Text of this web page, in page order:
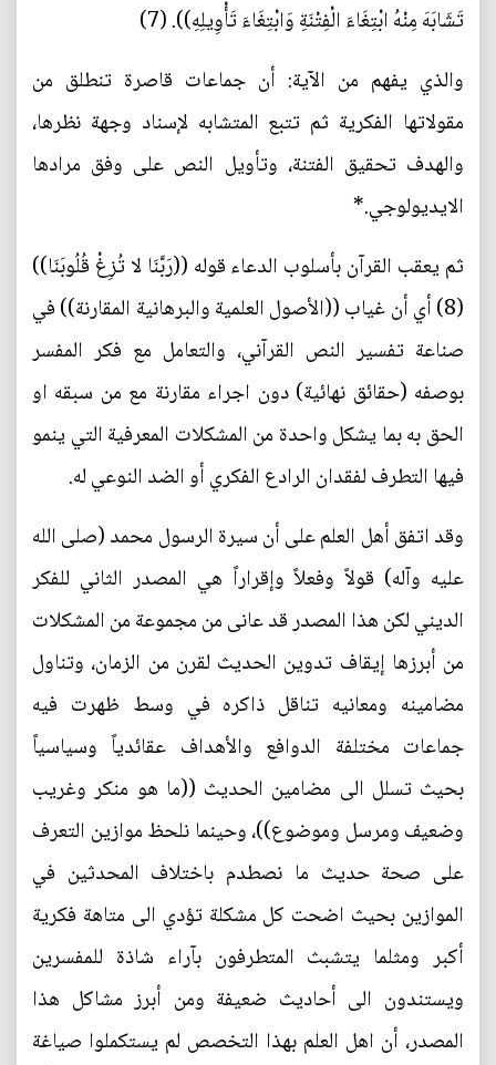
تَشَابَهَ مِنْهُ ابْتِغَاءَ الْفِتْنَةِ وَابْتِغَاءَ تَأْوِيلِهِ)). (7)
والذي يفهم من الآية: أن جماعات قاصرة تنطلق من
مقولاتها الفكرية ثم تتبع المتشابه لإسناد وجهة نظرها،
والهدف تحقيق الفتنة، وتأويل النص على وفق مرادها
الايديولوجي.*
ثم يعقب القرآن بأسلوب الدعاء قوله ((رَبَّنَا لا تُزِغْ قُلُوبَنَا))
(8) أي أن غياب ((الأصول العلمية والبرهانية المقارنة)) في
صناعة تفسير النص القرآني، والتعامل مع فكر المفسر
بوصفه (حقائق نهائية) دون اجراء مقارنة مع من سبقه او
الحق به بما يشكل واحدة من المشكلات المعرفية التي ينمو
فيها التطرف لفقدان الرادع الفكري أو الضد النوعي له.
وقد اتفق أهل العلم على أن سيرة الرسول محمد (صلى الله
عليه وآله) قولاً وفعلاً وإقراراً هي المصدر الثاني للفكر
الديني لكن هذا المصدر قد عانى من مجموعة من المشكلات
من أبرزها إيقاف تدوين الحديث لقرن من الزمان، وتناول
مضامينه ومعانيه تناقل ذاكره في وسط ظهرت فيه
جماعات مختلفة الدوافع والأهداف عقائدياً وسياسياً
بحيث تسلل الى مضامين الحديث ((ما هو منكر وغريب
وضعيف ومرسل وموضوع))، وحينما نلحظ موازين التعرف
على صحة حديث ما نصطدم باختلاف المحدثين في
الموازين بحيث اضحت كل مشكلة تؤدي الى متاهة فكرية
أكبر ومثلما يتشبث المتطرفون بآراء شاذة للمفسرين
ويستندون الى أحاديث ضعيفة ومن أبرز مشاكل هذا
المصدر، أن اهل العلم بهذا التخصص لم يستكملوا صياغة